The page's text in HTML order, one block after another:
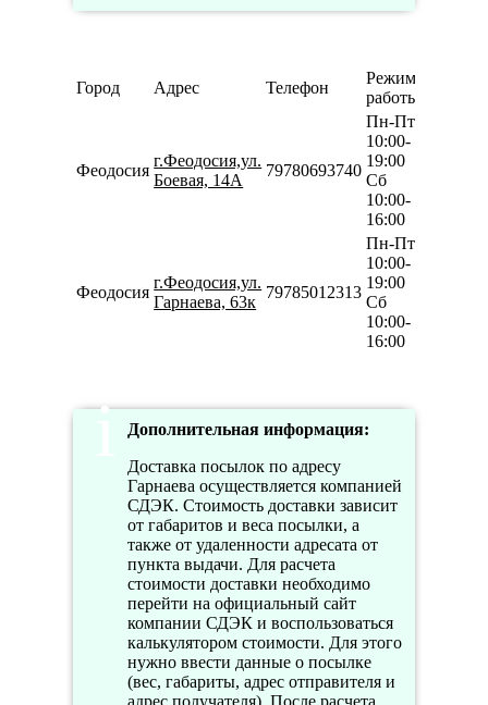
Город Адрес Телефон
Режим
работы
Феодосия
г.Феодосия,ул.
Боевая, 14А
79780693740
Пн-Пт
10:00-
19:00
Сб
10:00-
16:00
Феодосия
г.Феодосия,ул.
Гарнаева, 63к
79785012313
Пн-Пт
10:00-
19:00
Сб
10:00-
16:00
Дополнительная информация:
Доставка посылок по адресу
Гарнаева осуществляется компанией
СДЭК. Стоимость доставки зависит
от габаритов и веса посылки, а
также от удаленности адресата от
пункта выдачи. Для расчета
стоимости доставки необходимо
перейти на официальный сайт
компании СДЭК и воспользоваться
калькулятором стоимости. Для этого
нужно ввести данные о посылке
(вес, габариты, адрес отправителя и
адрес получателя). После расчета